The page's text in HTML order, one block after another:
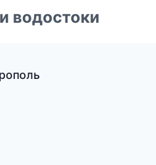
водостоки